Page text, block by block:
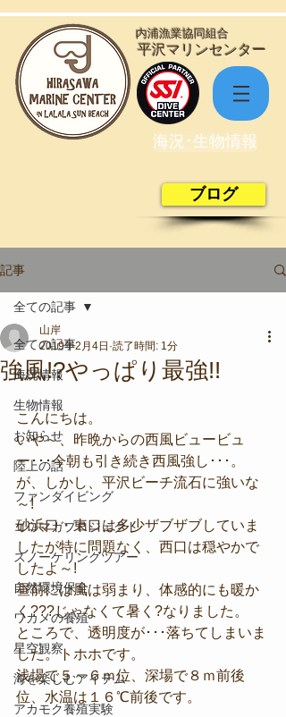
​平沢マリンセンター
​内浦漁業協同組合
海況･生物情報
ブログ
記事
全ての記事
海況情報
生物情報
お知らせ
陸上の話
ファンダイビング
コロマガプロジェクト
スノーケリングツアー
自然環境保全
ワカメの養殖
星空観察
海を楽しむアイテム
アカモク養殖実験
全ての記事
強風!?やっぱり最強!!
山岸
2019年2月4日 読了時間: 1分
こんにちは。
いや～、昨晩からの西風ビュービュ
ー･･･今朝も引き続き西風強し･･･。
が、しかし、平沢ビーチ流石に強いな
～!
砂浜口・東口は多少ザブザブしていま
したが特に問題なく、西口は穏やかで
したよ～!
昼前には風は弱まり、体感的にも暖か
く???じゃなくて暑く?なりました。
ところで、透明度が･･･落ちてしまいま
した。トホホです。
浅場で５～６ｍ位、深場で８ｍ前後
位、水温は１６℃前後です。